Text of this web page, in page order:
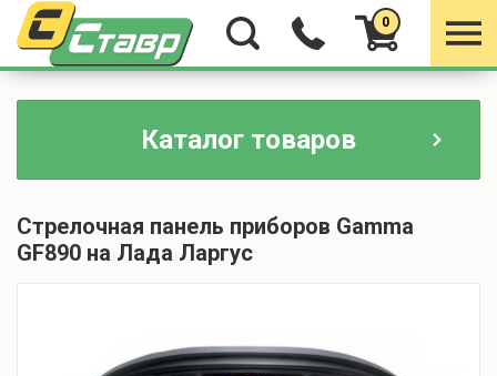
0
Каталог товаров
Стрелочная панель приборов Gamma
GF890 на Лада Ларгус